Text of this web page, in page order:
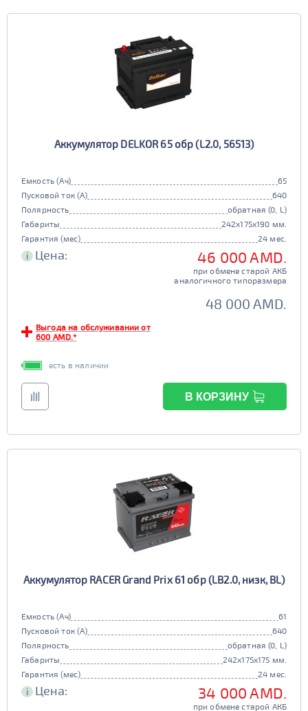
Аккумулятор DELKOR 65 обр (L2.0, 56513)
Емкость (Ач)
65
Пусковой ток (А)
640
Полярность
обратная (0, L)
Габариты
242x175x190 мм.
Гарантия (мес)
24 мес.
i Цена: 46 000 AMD.
при обмене старой АКБ
аналогичного типоразмера
48 000 AMD.
Выгода на обслуживании от
600 AMD.*
есть в наличии
В КОРЗИНУ
Аккумулятор RACER Grand Prix 61 обр (LB2.0, низк, BL)
Емкость (Ач)
61
Пусковой ток (А)
640
Полярность
обратная (0, L)
Габариты
242x175x175 мм.
Гарантия (мес)
24 мес.
i Цена: 34 000 AMD.
при обмене старой АКБ